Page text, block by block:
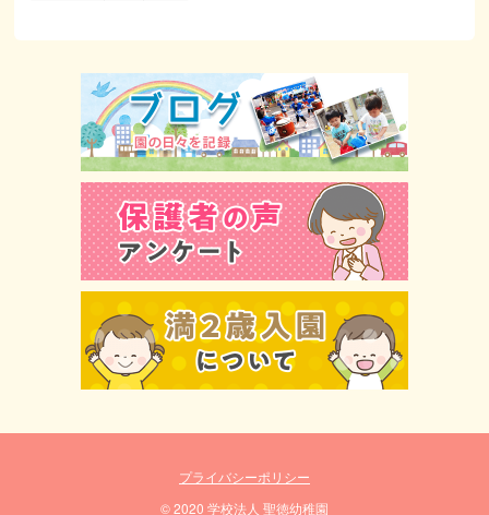
プライバシーポリシー
© 2020 学校法人 聖徳幼稚園